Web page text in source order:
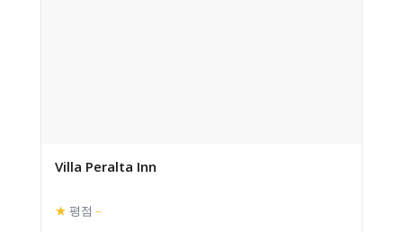
Villa Peralta Inn
★ 평점 –